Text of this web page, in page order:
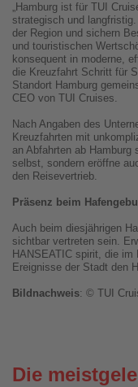
„Hamburg ist für TUI
strategisch und
der Region und sichern
und touristischen
konsequent in moderne,
die Kreuzfahrt Schritt für
Standort Hamburg
CEO von TUI Cruises.
Nach Angaben des
Kreuzfahrten mit
an Abfahrten ab Hamburg
selbst, sondern eröffne
den Reisevertrieb.
Präsenz beim
Auch beim diesjährigen
sichtbar vertreten sein.
HANSEATIC spirit, die
Ereignisse der Stadt den
Bildnachweis: © TUI
Die